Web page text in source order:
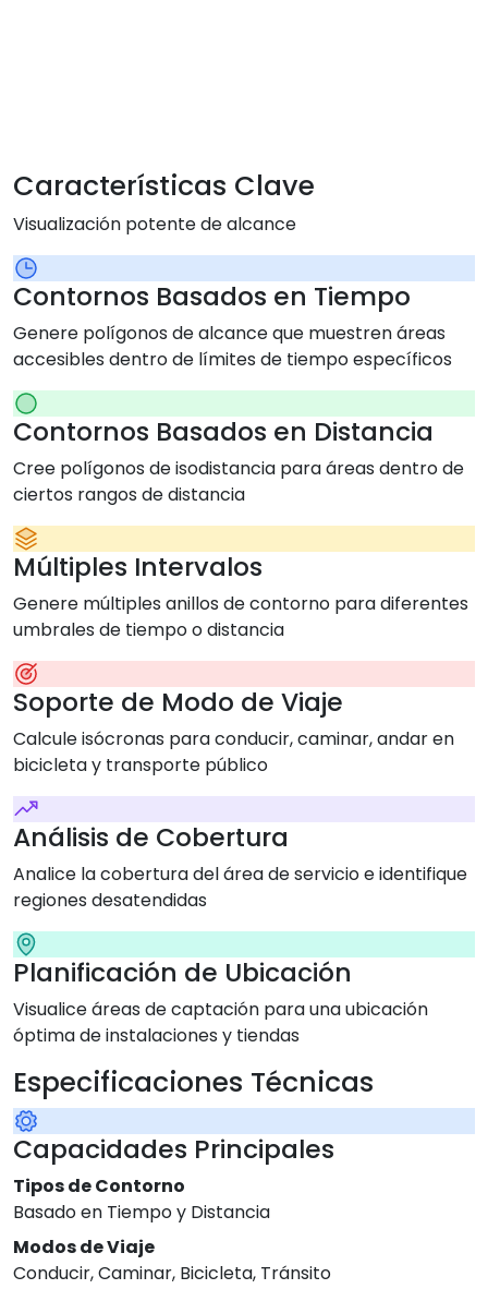
Características Clave
Visualización potente de alcance
Contornos Basados en Tiempo
Genere polígonos de alcance que muestren áreas
accesibles dentro de límites de tiempo específicos
Contornos Basados en Distancia
Cree polígonos de isodistancia para áreas dentro de
ciertos rangos de distancia
Múltiples Intervalos
Genere múltiples anillos de contorno para diferentes
umbrales de tiempo o distancia
Soporte de Modo de Viaje
Calcule isócronas para conducir, caminar, andar en
bicicleta y transporte público
Análisis de Cobertura
Analice la cobertura del área de servicio e identifique
regiones desatendidas
Planificación de Ubicación
Visualice áreas de captación para una ubicación
óptima de instalaciones y tiendas
Especificaciones Técnicas
Capacidades Principales
Tipos de Contorno
Basado en Tiempo y Distancia
Modos de Viaje
Conducir, Caminar, Bicicleta, Tránsito